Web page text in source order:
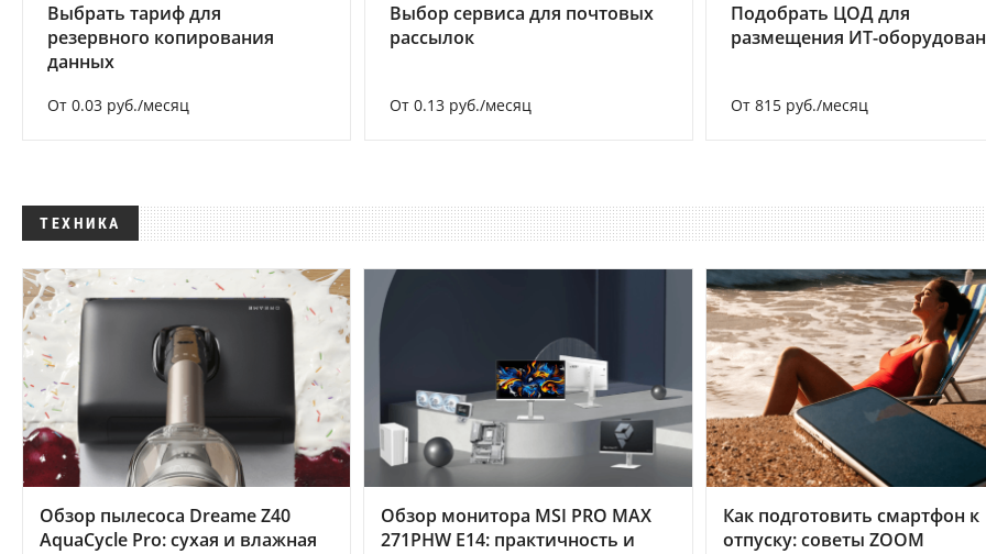
Выбрать тариф для
резервного копирования
данных
От 0.03 руб./месяц
Выбор сервиса для почтовых
рассылок
От 0.13 руб./месяц
Подобрать ЦОД для
размещения ИТ-
От 815 руб./месяц
ТЕХНИКА
Обзор пылесоса Dreame Z40
AquaCycle Pro: сухая и влажная
Обзор монитора MSI PRO MAX
271PHW E14: практичность и
Как подготовить смартфон к
отпуску: советы ZOOM